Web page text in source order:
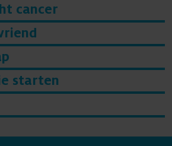
cancer
starten